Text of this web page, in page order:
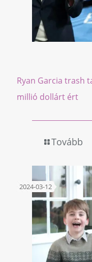
Ryan Garcia trash
millió dollárt ért
Tovább
2024-03-12